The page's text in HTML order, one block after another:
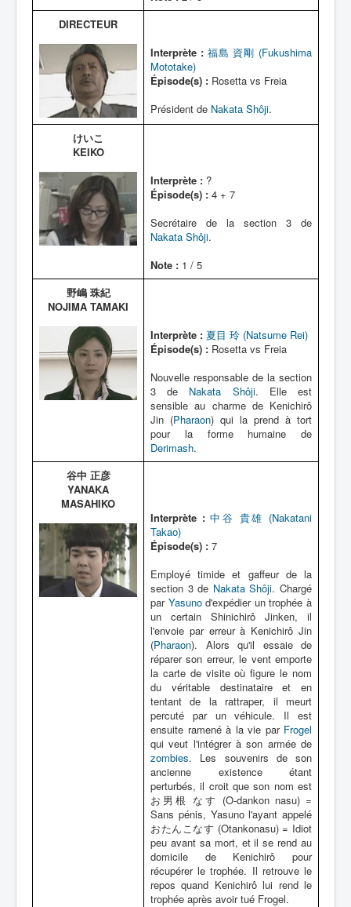
DIRECTEUR
Interprète : 福島 資剛 (Fukushima
Mototake)
Épisode(s) : Rosetta vs Freia
Président de Nakata Shôji.
けいこ
KEIKO
Interprète : ?
Épisode(s) : 4 + 7
Secrétaire de la section 3 de
Nakata Shôji.
Note : 1 / 5
野嶋 珠紀
NOJIMA TAMAKI
Interprète : 夏目 玲 (Natsume Rei)
Épisode(s) : Rosetta vs Freia
Nouvelle responsable de la section
3 de Nakata Shôji. Elle est
sensible au charme de Kenichirô
Jin (Pharaon) qui la prend à tort
pour la forme humaine de
Derimash.
谷中 正彦
YANAKA
MASAHIKO
Interprète : 中谷 貴雄 (Nakatani
Takao)
Épisode(s) : 7
Employé timide et gaffeur de la
section 3 de Nakata Shôji. Chargé
par Yasunod'expédier un trophée à
un certain Shinichirô Jinken, il
l'envoie par erreur à Kenichirô Jin
(Pharaon). Alors qu'il essaie de
réparer son erreur, le vent emporte
la carte de visite où figure le nom
du véritable destinataire et en
tentant de la rattraper, il meurt
percuté par un véhicule. Il est
ensuite ramené à la vie par Frogel
qui veut l'intégrer à son armée de
zombies. Les souvenirs de son
ancienne existence étant
perturbés, il croit que son nom est
お男根 なす (O-dankon nasu) =
Sans pénis, Yasuno l'ayant appelé
おたんこなす (Otankonasu) = Idiot
peu avant sa mort, et il se rend au
domicile de Kenichirô pour
récupérer le trophée. Il retrouve le
repos quand Kenichirô lui rend le
trophée après avoir tué Frogel.